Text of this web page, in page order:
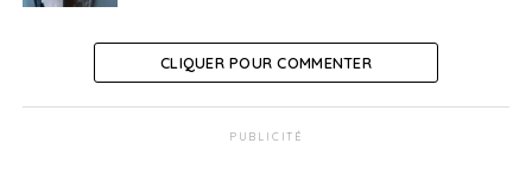
Sécurité dans le monde : gros plan sur les zones
de vigilance du 27 septembre au 4 octobre
Vivre ailleurs, sur RFI : « La gestion du séisme au
CLIQUER POUR COMMENTER
PUBLICITÉ